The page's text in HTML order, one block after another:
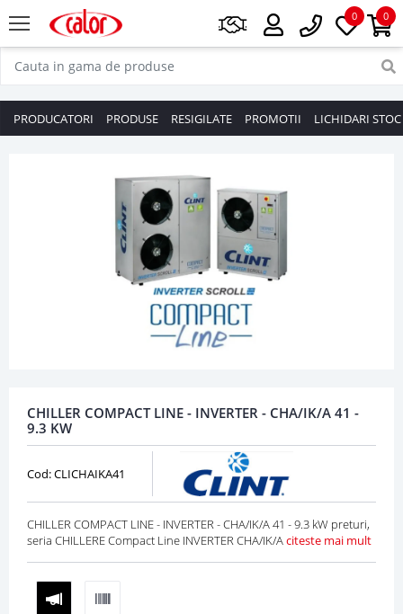
0
0
PRODUCATORI PRODUSE RESIGILATE PROMOTII LICHIDARI STOC
CHILLER COMPACT LINE - INVERTER - CHA/IK/A 41 -
9.3 KW
Cod: CLICHAIKA41
CHILLER COMPACT LINE - INVERTER - CHA/IK/A 41 - 9.3 kW preturi,
seria CHILLERE Compact Line INVERTER CHA/IK/Aciteste mai mult